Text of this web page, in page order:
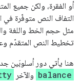
أو الفقرة، ولكن جميع
التفاف النص متوفّرة
مثل حجم الخط واللغة
تخطيط النص المتقدّم
هنا يأتي دور أسلوبَين
balance والآخر